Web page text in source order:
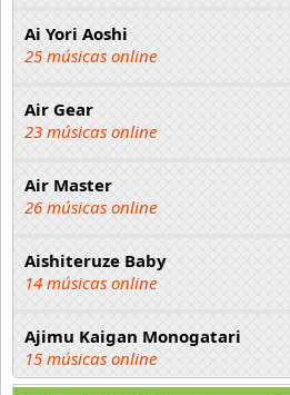
Ai Yori Aoshi
25 músicas online
Air Gear
23 músicas online
Air Master
26 músicas online
Aishiteruze Baby
14 músicas online
Ajimu Kaigan Monogatari
15 músicas online